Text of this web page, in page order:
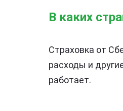
В каких
Страховка от
расходы и
работает.